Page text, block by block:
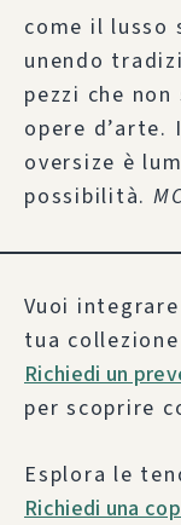
come il lusso
unendo
pezzi che
opere
oversize è
possibilità.
Vuoi
tua
Richiedi un
per scoprire
Esplora le
Richiedi una